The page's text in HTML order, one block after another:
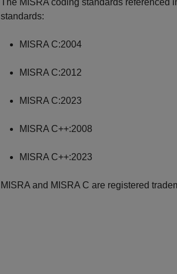
The MISRA coding standards referenced
standards:
MISRA C:2004
MISRA C:2012
MISRA C:2023
MISRA C++:2008
MISRA C++:2023
MISRA and MISRA C are registered